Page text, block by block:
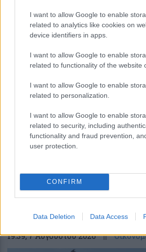
I want to allow Google to enable
related to analytics like cookies on
device identifiers in apps.
I want to allow Google to enable
related to functionality of the website
I want to allow Google to enable
related to personalization.
I want to allow Google to enable
related to security, including
functionality and fraud prevention,
user protection.
CONFIRM
Data Deletion Data Access
παρακάμπτουν το MFA και
λογαριασμούς Microsoft 365
περισσότερα
19:39, 7 Αυγούστου 2026 ||